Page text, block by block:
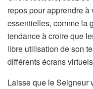
repos pour apprendre
essentielles, comme la
tendance à croire que
libre utilisation de son
différents écrans
Laisse que le Seigneur